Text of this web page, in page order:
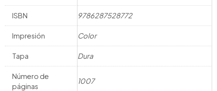
ISBN 9786287528772
Impresión Color
Tapa Dura
Número de
páginas
1007